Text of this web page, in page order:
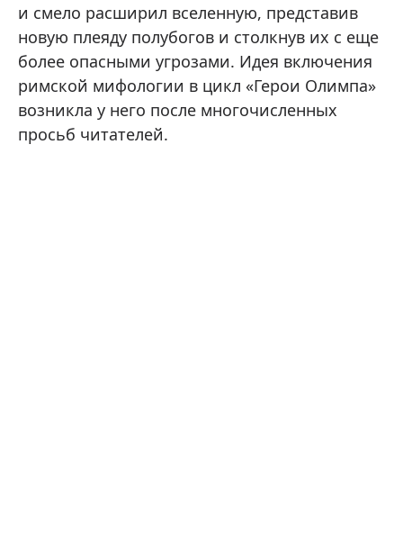
и смело расширил вселенную, представив
новую плеяду полубогов и столкнув их с еще
более опасными угрозами. Идея включения
римской мифологии в цикл «Герои Олимпа»
возникла у него после многочисленных
просьб читателей.